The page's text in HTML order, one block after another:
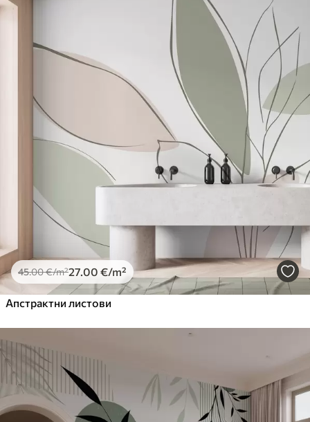
45.00€/m²27 .00 €/m²
Апстрактни листови